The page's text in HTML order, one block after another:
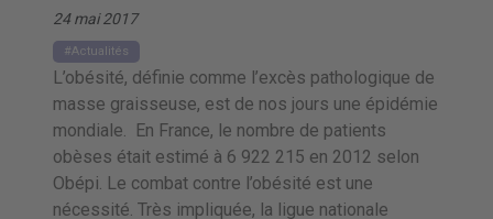
24 mai 2017
Actualités
L’obésité, définie comme l’excès pathologique de
masse graisseuse, est de nos jours une épidémie
mondiale. En France, le nombre de patients
obèses était estimé à 6 922 215 en 2012 selon
Obépi. Le combat contre l’obésité est une
nécessité. Très impliquée, la ligue nationale